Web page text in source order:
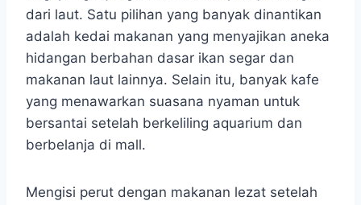
dari laut. Satu pilihan yang banyak dinantikan
adalah kedai makanan yang menyajikan aneka
hidangan berbahan dasar ikan segar dan
makanan laut lainnya. Selain itu, banyak kafe
yang menawarkan suasana nyaman untuk
bersantai setelah berkeliling aquarium dan
berbelanja di mall.
Mengisi perut dengan makanan lezat setelah